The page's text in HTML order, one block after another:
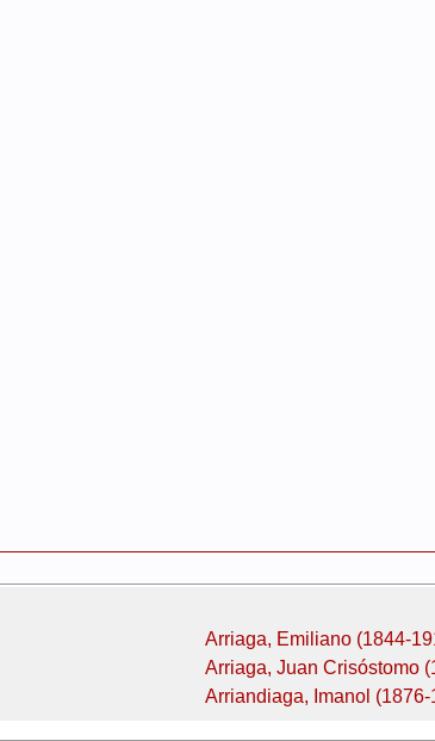
Arriaga, Emiliano (1844-
Arriaga, Juan Crisóstomo
Arriandiaga, Imanol (1876-